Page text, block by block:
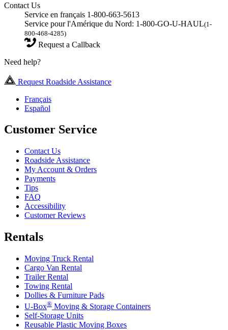
Contact Us
Service en français 1-800-663-5613
Service pour l'Amérique du Nord: 1-800-GO-U-HAUL(1-
800-468-4285)
Request a Callback
Need help?
Request Roadside Assistance
Français
Español
Customer Service
Contact Us
Roadside Assistance
My Account & Orders
Payments
Tips
FAQ
Accessibility
Customer Reviews
Rentals
Moving Truck Rental
Cargo Van Rental
Trailer Rental
Towing Rental
Dollies & Furniture Pads
U-Box® Moving & Storage Containers
Self-Storage Units
Reusable Plastic Moving Boxes